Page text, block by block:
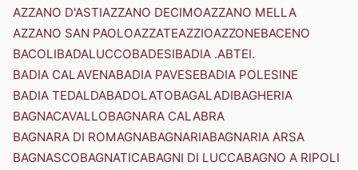
AZZANO D'ASTIAZZANO DECIMOAZZANO MELLA
AZZANO SAN PAOLOAZZATEAZZIOAZZONEBACENO
BACOLIBADALUCCOBADESIBADIA .ABTEI.
BADIA CALAVENABADIA PAVESEBADIA POLESINE
BADIA TEDALDABADOLATOBAGALADIBAGHERIA
BAGNACAVALLOBAGNARA CALABRA
BAGNARA DI ROMAGNABAGNARIABAGNARIA ARSA
BAGNASCOBAGNATICABAGNI DI LUCCABAGNO A RIPOLI